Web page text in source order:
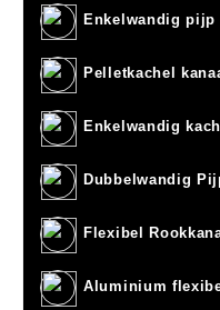
Enkelwandig pijp
Pelletkachel
Enkelwandig
Dubbelwandig
Flexibel
Aluminium